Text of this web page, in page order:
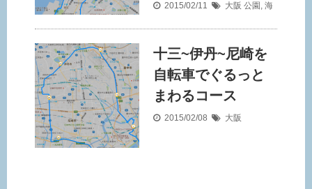
2015/02/11 大阪 公園 , 海
十三~伊丹~尼崎を
自転車でぐるっと
まわるコース
2015/02/08 大阪